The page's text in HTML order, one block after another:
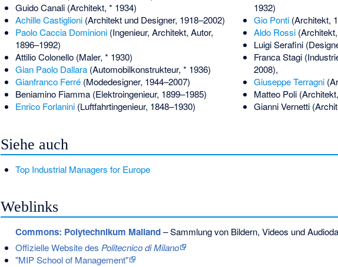
Guido Canali(Architekt, * 1934)
Achille Castiglioni(Architekt und Designer, 1918–2002)
Paolo Caccia Dominioni(Ingenieur, Architekt, Autor,
1896–1992)
Attilio Colonello(Maler, * 1930)
Gian Paolo Dallara(Automobilkonstrukteur, * 1936)
Gianfranco Ferré(Modedesigner, 1944–2007)
Beniamino Fiamma(Elektroingenieur, 1899–1985)
Enrico Forlanini(Luftfahrtingenieur, 1848–1930)
1932)
Gio Ponti(Architekt,
Aldo Rossi(Architekt,
Luigi Serafini
Franca Stagi
2008),
Giuseppe Terragni
Matteo Poli
Gianni Vernetti
Siehe auch
Top Industrial Managers for Europe
Weblinks
Commons: Polytechnikum Mailand– Sammlung von Bildern, Videos und
Offizielle Website des Politecnico di Milano
"MIP School of Management"